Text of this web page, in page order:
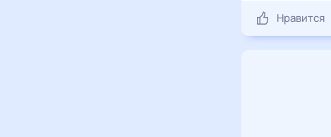
Нравится